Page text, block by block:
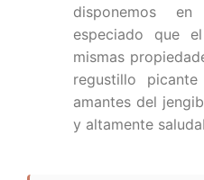
disponemos
especiado que
mismas
regustillo
amantes del
y altamente